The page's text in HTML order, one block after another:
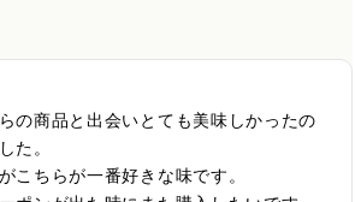
の商品と出会いとても美味しかったの
た。
こちらが一番好きな味です。